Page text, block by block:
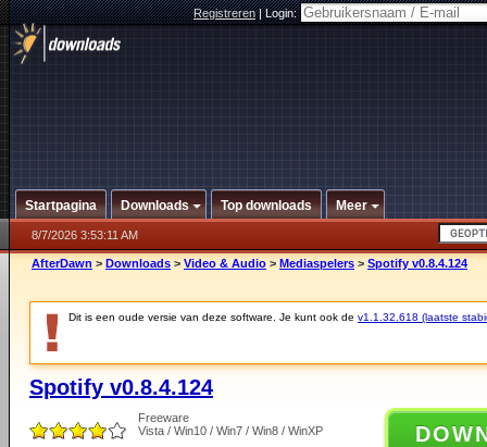
Registreren|Login:
Startpagina Downloads Top downloads Meer
8/7/2026 3:53:11 AM
AfterDawn > Downloads > Video & Audio > Mediaspelers > Spotify v0.8.4.124
Dit is een oude versie van deze software. Je kunt ook de v1.1.32.618 (laatste
Spotify v0.8.4.124
Freeware
Vista / Win10 / Win7 / Win8 / WinXP